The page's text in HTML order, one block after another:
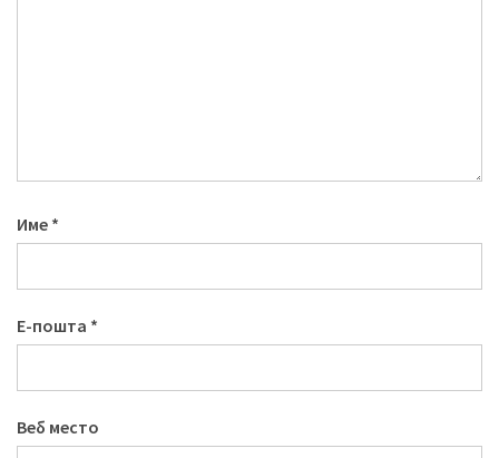
Име *
Е-пошта *
Веб место